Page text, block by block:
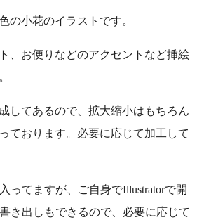
の小花のイラストです。
、お便りなどのアクセントなど挿絵
してあるので、拡大縮小はもちろん
ております。必要に応じて加工して
ってますが、ご自身でIllustratorで開
き出しもできるので、必要に応じて